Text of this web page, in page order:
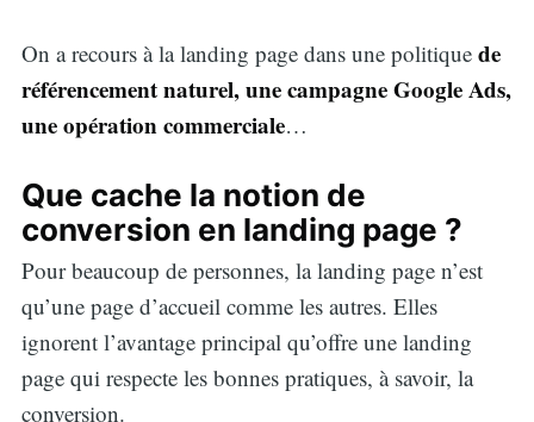
On a recours à la landing page dans une politique de
référencement naturel, une campagne Google Ads,
une opération commerciale…
Que cache la notion de
conversion en landing page ?
Pour beaucoup de personnes, la landing page n’est
qu’une page d’accueil comme les autres. Elles
ignorent l’avantage principal qu’offre une landing
page qui respecte les bonnes pratiques, à savoir, la
conversion.